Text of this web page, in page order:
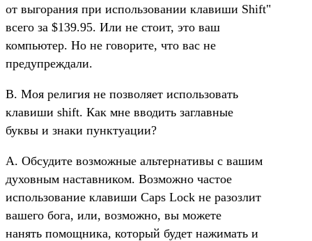
от выгорания при использовании клавиши Shift"
всего за $139.95. Или не стоит, это ваш
компьютер. Но не говорите, что вас не
предупреждали.
В. Моя религия не позволяет использовать
клавиши shift. Как мне вводить заглавные
буквы и знаки пунктуации?
A. Обсудите возможные альтернативы с вашим
духовным наставником. Возможно частое
использование клавиши Caps Lock не разозлит
вашего бога, или, возможно, вы можете
нанять помощника, который будет нажимать и